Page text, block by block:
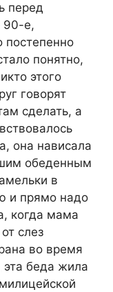
перед
90-е,
постепенно
понятно,
этого
говорят
сделать, а
она нависала
обеденным
в
и прямо надо
когда мама
слез
во время
эта беда жила